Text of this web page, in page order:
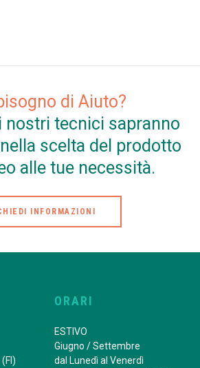
di Aiuto?
nostri tecnici sapranno
scelta del prodotto
alle tue necessità.
INFORMAZIONI
ORARI
ESTIVO
Giugno / Settembre
dal Lunedì al Venerdì